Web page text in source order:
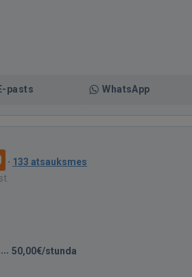
pasts WhatsApp
· 133 atsauksmes
50,00€/stunda